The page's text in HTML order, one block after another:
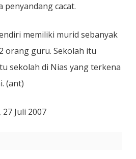
penyandang cacat.
memiliki murid sebanyak
orang guru. Sekolah itu
sekolah di Nias yang terkena
(ant)
Juli 2007